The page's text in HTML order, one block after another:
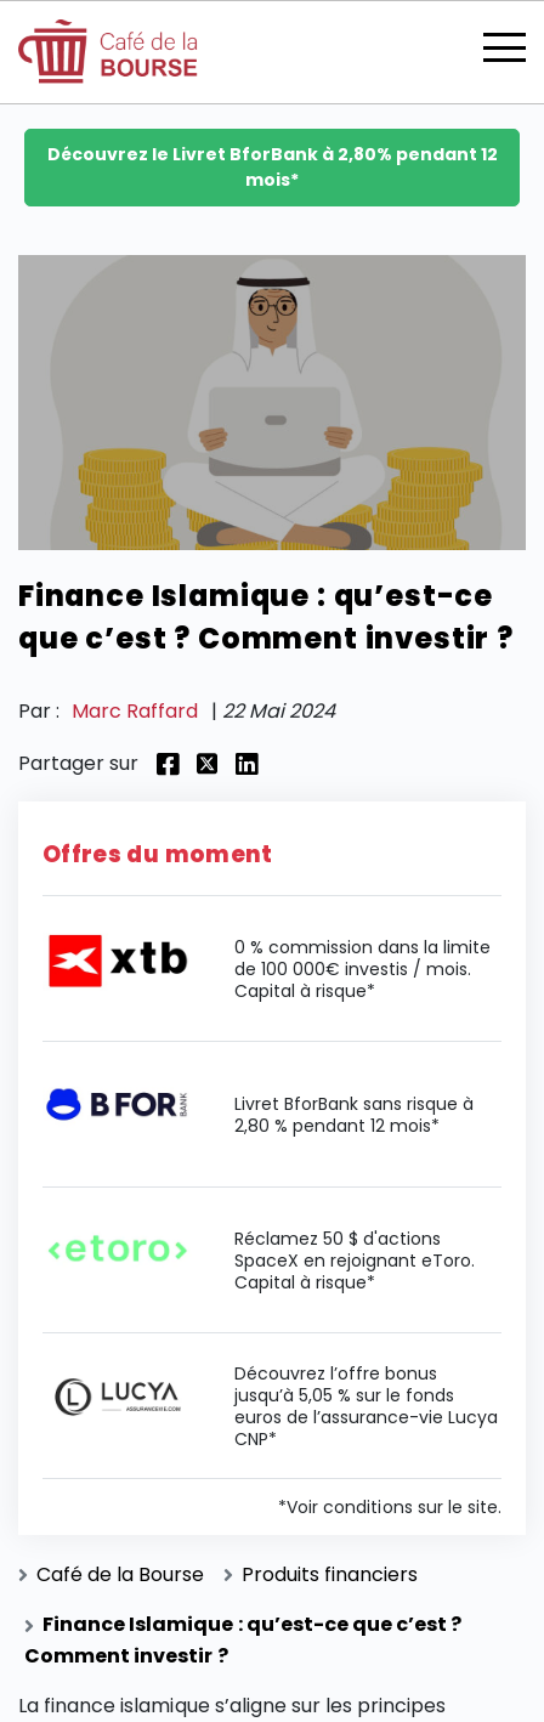
se connecter
devenir membre
CATÉGORIES
SECTIONS
Découvrez le Livret BforBank à 2,80% pendant 12
mois*
Finance Islamique : qu’est-ce
que c’est ? Comment investir ?
Par : Marc Raffard | 22 Mai 2024
Partager sur
Offres du moment
0 % commission dans la limite
de 100 000€ investis / mois.
Capital à risque*
Livret BforBank sans risque à
2,80 % pendant 12 mois*
Réclamez 50 $ d'actions
SpaceX en rejoignant eToro.
Capital à risque*
Découvrez l’offre bonus
jusqu’à 5,05 % sur le fonds
euros de l’assurance-vie Lucya
CNP*
*Voir conditions sur le site.
Café de la Bourse
Produits financiers
Finance Islamique : qu’est-ce que c’est ?
Comment investir ?
La finance islamique s’aligne sur les principes